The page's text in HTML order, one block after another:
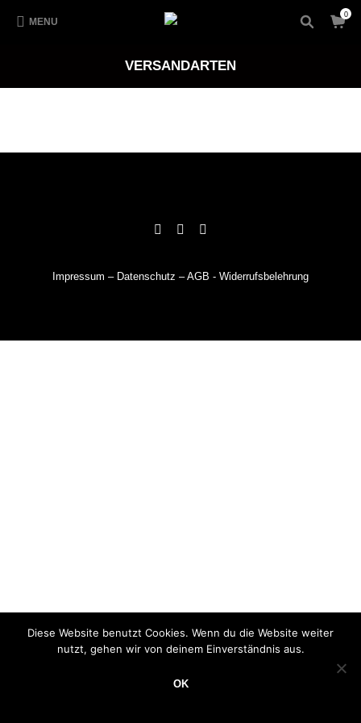
MENU
0
VERSANDARTEN
Impressum – Datenschutz –AGB - Widerrufsbelehrung
Diese Website benutzt Cookies. Wenn du die Website weiter
nutzt, gehen wir von deinem Einverständnis aus.
OK